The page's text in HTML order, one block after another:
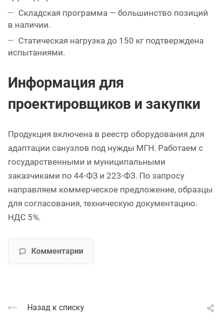
Складская программа — большинство позиций
в наличии.
Статическая нагрузка до 150 кг подтверждена
испытаниями.
Информация для
проектировщиков и закупки
Продукция включена в реестр оборудования для
адаптации санузлов под нужды МГН. Работаем с
государственными и муниципальными
заказчиками по 44-ФЗ и 223-ФЗ. По запросу
направляем коммерческое предложение, образцы
для согласования, техническую документацию.
НДС 5%.
Комментарии
Назад к списку